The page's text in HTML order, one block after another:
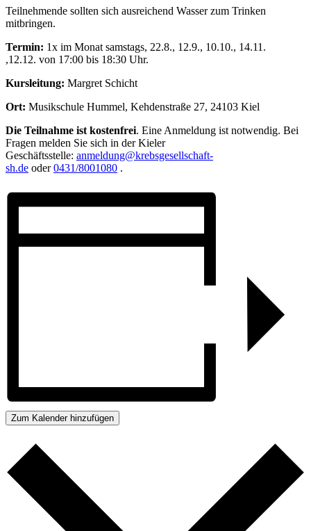
Teilnehmende sollten sich ausreichend Wasser zum Trinken
mitbringen.
Termin: 1x im Monat samstags, 22.8., 12.9., 10.10., 14.11.
,12.12. von 17:00 bis 18:30 Uhr.
Kursleitung: Margret Schicht
Ort: Musikschule Hummel, Kehdenstraße 27, 24103 Kiel
Die Teilnahme ist kostenfrei. Eine Anmeldung ist notwendig. Bei
Fragen melden Sie sich in der Kieler
Geschäftsstelle: anmeldung@krebsgesellschaft-
sh.de oder0431/8001080 .
Zum Kalender hinzufügen